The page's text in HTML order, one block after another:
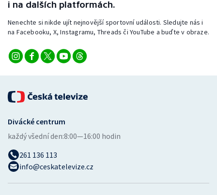
Sportovní střelba
Veslování
Vodní slalom
i na dalších platformách.
Nenechte si nikde ujít nejnovější sportovní události. Sledujte nás i
na Facebooku, X, Instagramu, Threads či YouTube a buďte v obraze.
Divácké centrum
každý všední den:8:00—16:00 hodin
261 136 113
info@ceskatelevize.cz